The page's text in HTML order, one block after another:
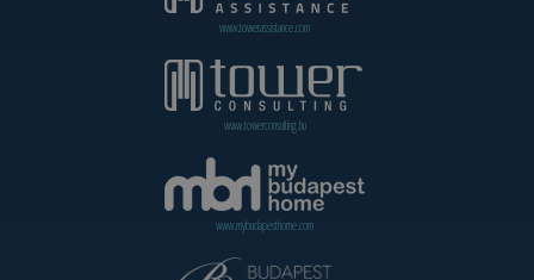
www.towerassistance.com
www.towerconsulting.hu
www.mybudapesthome.com